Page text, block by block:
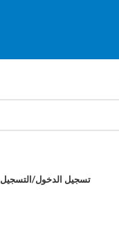
تسجيل الدخول/التسجيل